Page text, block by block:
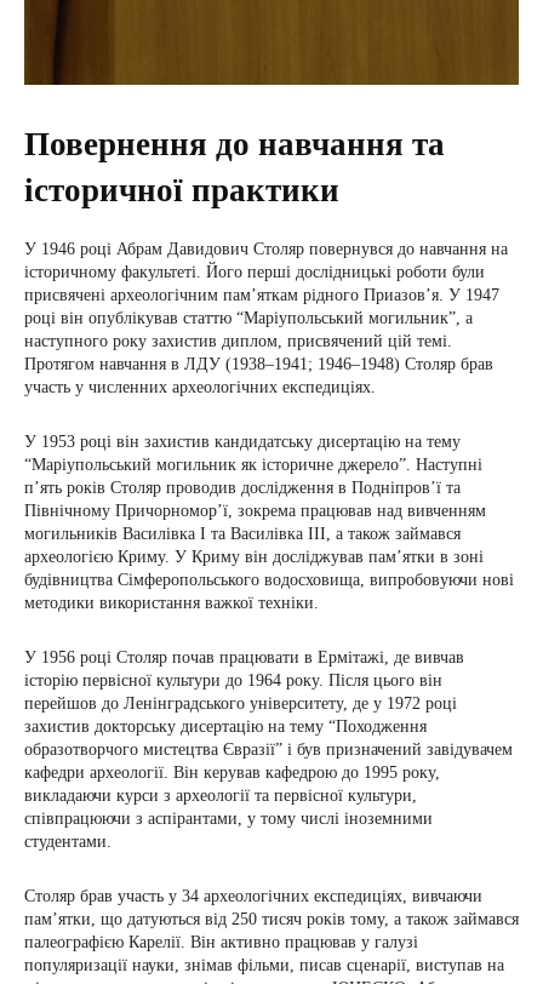
Повернення до навчання та
історичної практики
У 1946 році Абрам Давидович Столяр повернувся до навчання на
історичному факультеті. Його перші дослідницькі роботи були
присвячені археологічним пам’яткам рідного Приазов’я. У 1947
році він опублікував статтю “Маріупольський могильник”, а
наступного року захистив диплом, присвячений цій темі.
Протягом навчання в ЛДУ (1938–1941; 1946–1948) Столяр брав
участь у численних археологічних експедиціях.
У 1953 році він захистив кандидатську дисертацію на тему
“Маріупольський могильник як історичне джерело”. Наступні
п’ять років Столяр проводив дослідження в Подніпров’ї та
Північному Причорномор’ї, зокрема працював над вивченням
могильників Василівка I та Василівка III, а також займався
археологією Криму. У Криму він досліджував пам’ятки в зоні
будівництва Сімферопольського водосховища, випробовуючи нові
методики використання важкої техніки.
У 1956 році Столяр почав працювати в Ермітажі, де вивчав
історію первісної культури до 1964 року. Після цього він
перейшов до Ленінградського університету, де у 1972 році
захистив докторську дисертацію на тему “Походження
образотворчого мистецтва Євразії” і був призначений завідувачем
кафедри археології. Він керував кафедрою до 1995 року,
викладаючи курси з археології та первісної культури,
співпрацюючи з аспірантами, у тому числі іноземними
студентами.
Столяр брав участь у 34 археологічних експедиціях, вивчаючи
пам’ятки, що датуються від 250 тисяч років тому, а також займався
палеографією Карелії. Він активно працював у галузі
популяризації науки, знімав фільми, писав сценарії, виступав на